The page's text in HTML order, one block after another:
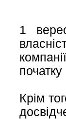
1
початку
Крім